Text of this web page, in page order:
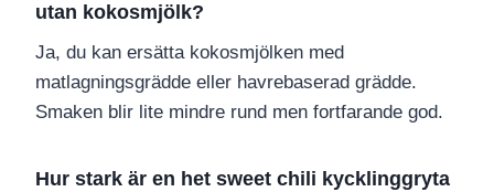
utan kokosmjölk?
Ja, du kan ersätta kokosmjölken med
matlagningsgrädde eller havrebaserad grädde.
Smaken blir lite mindre rund men fortfarande god.
Hur stark är en het sweet chili kycklinggryta